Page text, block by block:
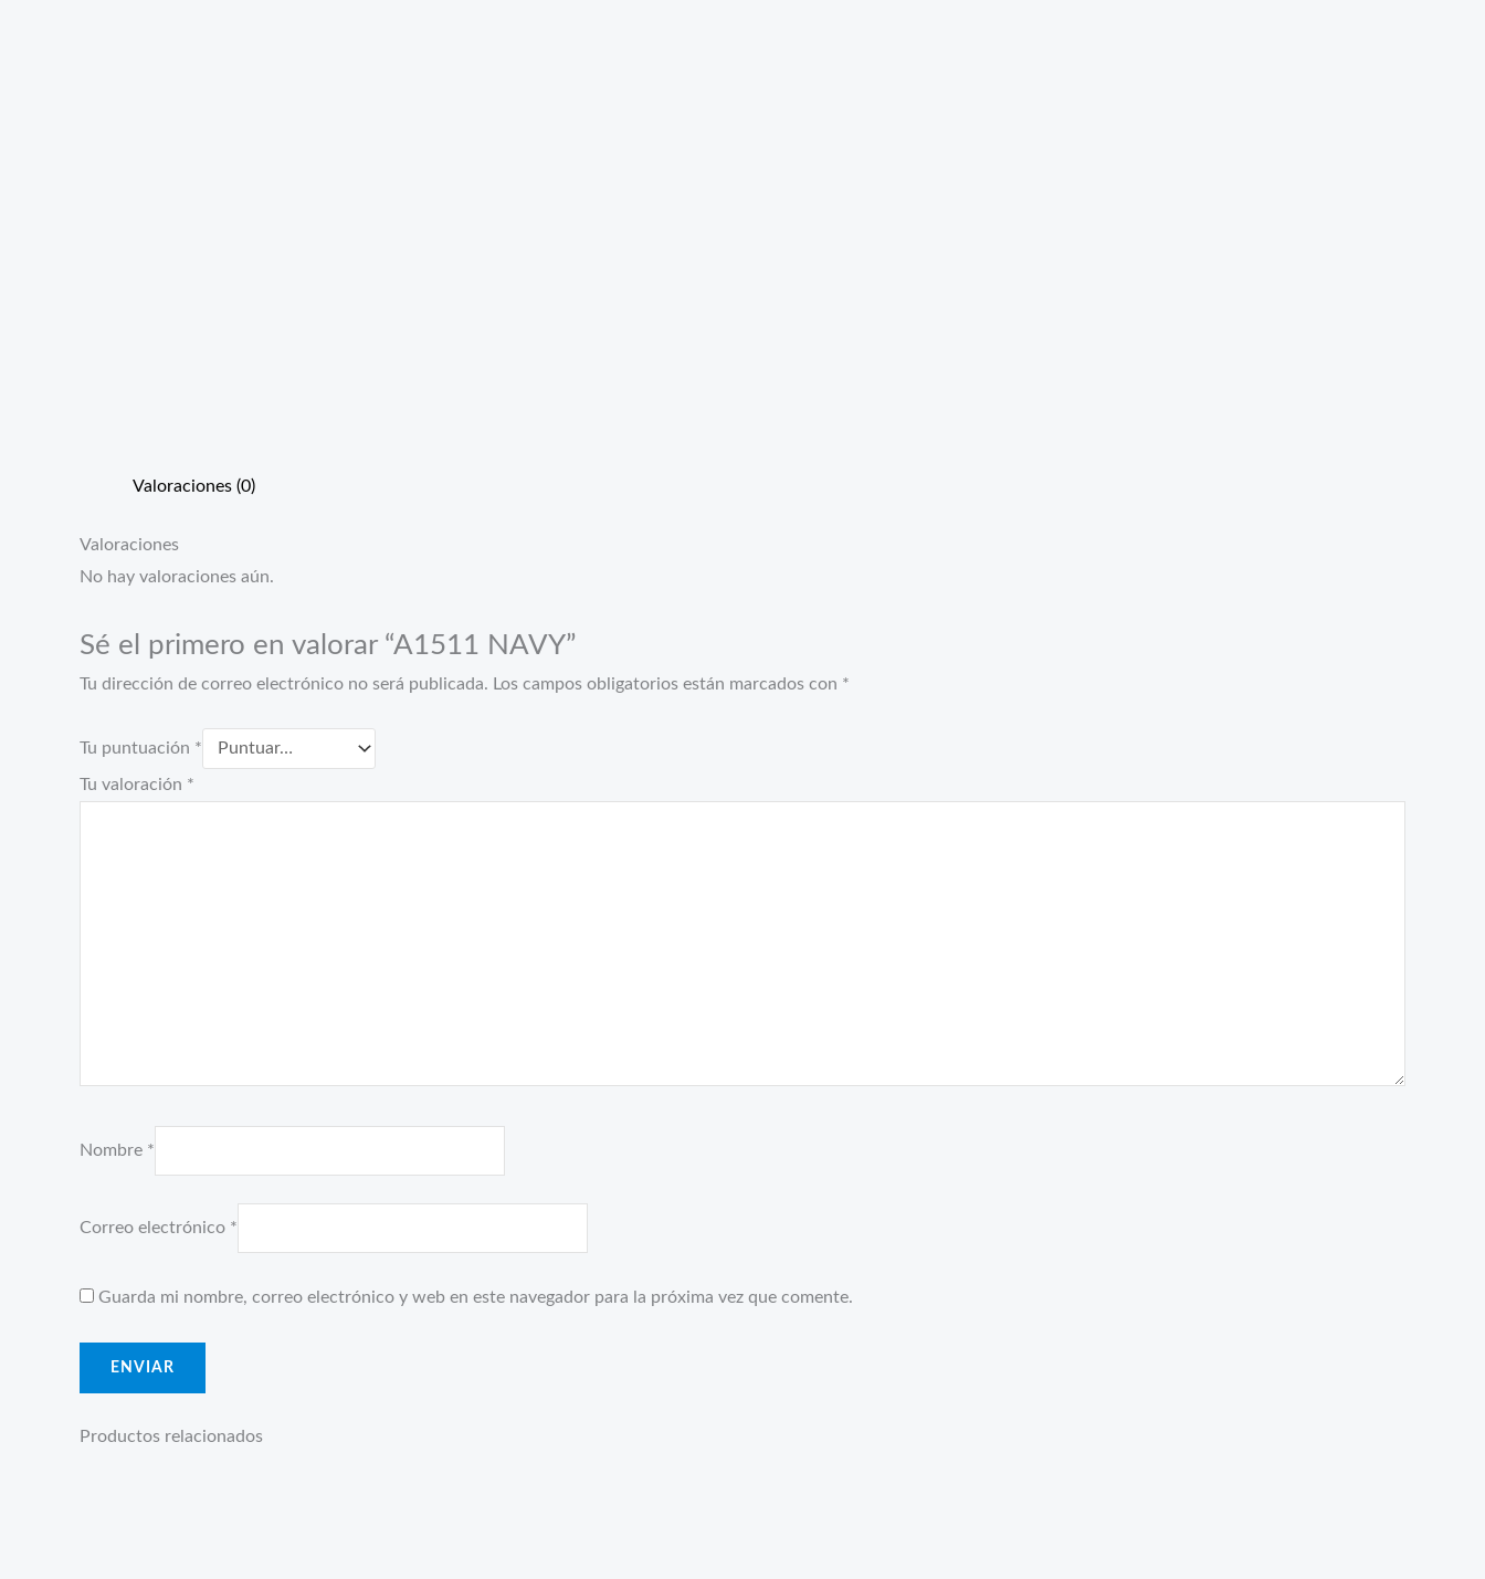
Valoraciones (0)
Valoraciones
No hay valoraciones aún.
Sé el primero en valorar “A1511 NAVY”
Tu dirección de correo electrónico no será publicada. Los campos obligatorios están marcados con *
Tu puntuación *
Tu valoración *
Nombre *
Correo electrónico *
Guarda mi nombre, correo electrónico y web en este navegador para la próxima vez que comente.
Productos relacionados